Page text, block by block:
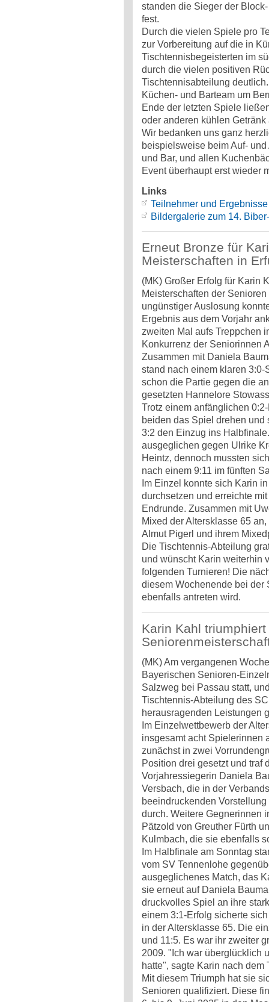
standen die Sieger der
fest.
Durch die vielen Spiele pro
zur Vorbereitung auf die in
Tischtennisbegeisterten im
durch die vielen positiven
Tischtennisabteilung
Küchen- und Barteam um
Ende der letzten Spiele
oder anderen kühlen
Wir bedanken uns ganz
beispielsweise beim Auf-
und Bar, und allen
Event überhaupt erst wieder
Links
Teilnehmer und Ergebnisse
Bildergalerie zum 14.
Erneut Bronze für
Meisterschaften in
(MK) Großer Erfolg für Karin
Meisterschaften der Senioren
ungünstiger Auslosung
Ergebnis aus dem Vorjahr
zweiten Mal aufs Treppchen
Konkurrenz der Seniorinnen
Zusammen mit Daniela
stand nach einem klaren 3:0-
schon die Partie gegen die
gesetzten Hannelore
Trotz einem anfänglichen
beiden das Spiel drehen und
3:2 den Einzug ins
ausgeglichen gegen Ulrike
Heintz, dennoch mussten
nach einem 9:11 im fünften
Im Einzel konnte sich Karin
durchsetzen und erreichte
Endrunde. Zusammen mit
Mixed der Altersklasse 65
Almut Pigerl und ihrem
Die Tischtennis-Abteilung
und wünscht Karin weiterhin
folgenden Turnieren! Die
diesem Wochenende bei der
ebenfalls antreten wird.
Karin Kahl
(MK) Am vergangenen
Bayerischen Senioren-
Salzweg bei Passau statt,
Tischtennis-Abteilung des
herausragenden Leistungen
Im Einzelwettbewerb der
insgesamt acht Spielerinnen
zunächst in zwei
Position drei gesetzt und traf
Vorjahressiegerin Daniela
Versbach, die in der
beeindruckenden
durch. Weitere Gegnerinnen
Pätzold von Greuther Fürth
Kulmbach, die sie ebenfalls
Im Halbfinale am Sonntag
vom SV Tennenlohe
ausgeglichenes Match, das
sie erneut auf Daniela
druckvolles Spiel an ihre
einem 3:1-Erfolg sicherte
in der Altersklasse 65. Die
und 11:5. Es war ihr zweiter
2009. "Ich war überglücklich
hatte", sagte Karin nach dem
Mit diesem Triumph hat sie
Senioren qualifiziert. Diese